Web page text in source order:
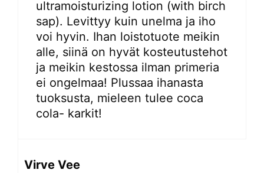
ultramoisturizing lotion (with birch
sap). Levittyy kuin unelma ja iho
voi hyvin. Ihan loistotuote meikin
alle, siinä on hyvät kosteutustehot
ja meikin kestossa ilman primeria
ei ongelmaa! Plussaa ihanasta
tuoksusta, mieleen tulee coca
cola- karkit!
Virve Vee